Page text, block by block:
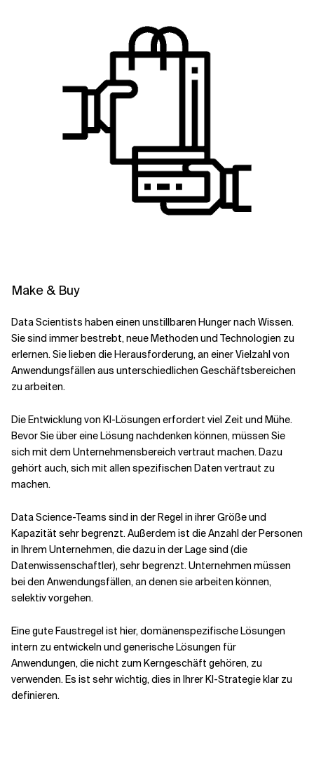
Make & Buy
Data Scientists haben einen unstillbaren Hunger nach Wissen.
Sie sind immer bestrebt, neue Methoden und Technologien zu
erlernen. Sie lieben die Herausforderung, an einer Vielzahl von
Anwendungsfällen aus unterschiedlichen Geschäftsbereichen
zu arbeiten.
Die Entwicklung von KI-Lösungen erfordert viel Zeit und Mühe.
Bevor Sie über eine Lösung nachdenken können, müssen Sie
sich mit dem Unternehmensbereich vertraut machen. Dazu
gehört auch, sich mit allen spezifischen Daten vertraut zu
machen.
Data Science-Teams sind in der Regel in ihrer Größe und
Kapazität sehr begrenzt. Außerdem ist die Anzahl der Personen
in Ihrem Unternehmen, die dazu in der Lage sind (die
Datenwissenschaftler), sehr begrenzt. Unternehmen müssen
bei den Anwendungsfällen, an denen sie arbeiten können,
selektiv vorgehen.
Eine gute Faustregel ist hier, domänenspezifische Lösungen
intern zu entwickeln und generische Lösungen für
Anwendungen, die nicht zum Kerngeschäft gehören, zu
verwenden. Es ist sehr wichtig, dies in Ihrer KI-Strategie klar zu
definieren.